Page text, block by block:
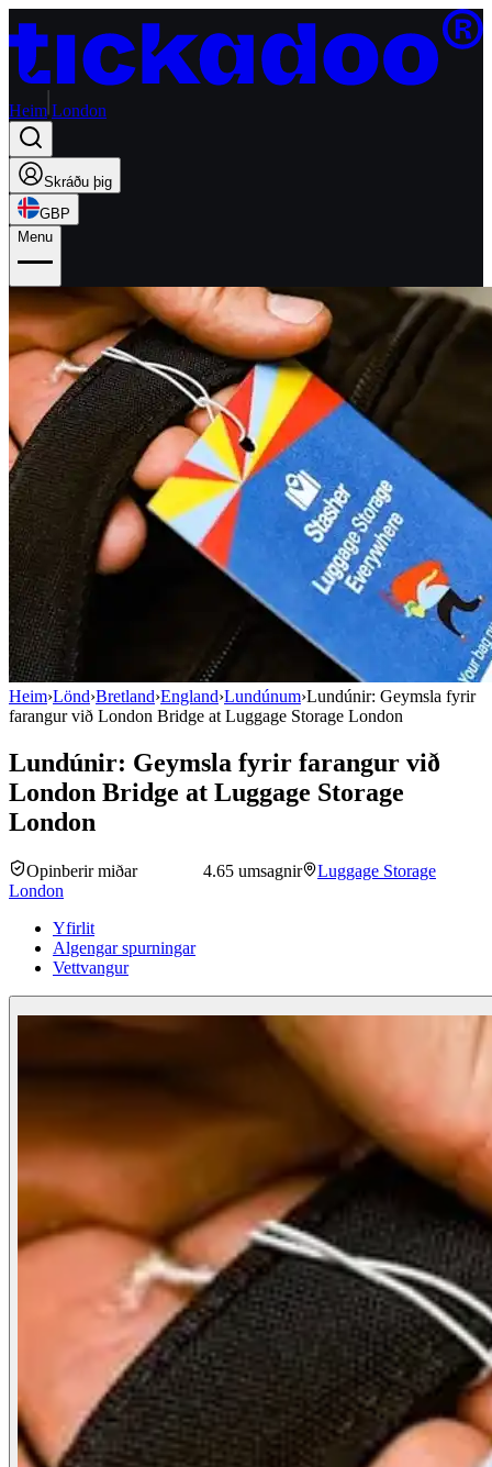
Heim London
Skráðu þig
GBP
Menu
Heim›Lönd›Bretland›England›Lundúnum›Lundúnir: Geymsla fyrir
farangur við London Bridge at Luggage Storage London
Lundúnir: Geymsla fyrir farangur við
London Bridge at Luggage Storage
London
Opinberir miðar 4.65 umsagnir
Luggage Storage
London
Yfirlit
Algengar spurningar
Vettvangur